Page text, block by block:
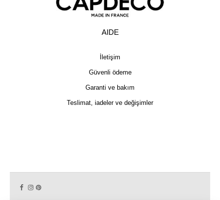
AIDE
İletişim
Güvenli ödeme
Garanti ve bakım
Teslimat, iadeler ve değişimler